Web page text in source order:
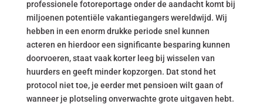
professionele fotoreportage onder de aandacht komt bij
miljoenen potentiële vakantiegangers wereldwijd. Wij
hebben in een enorm drukke periode snel kunnen
acteren en hierdoor een significante besparing kunnen
doorvoeren, staat vaak korter leeg bij wisselen van
huurders en geeft minder kopzorgen. Dat stond het
protocol niet toe, je eerder met pensioen wilt gaan of
wanneer je plotseling onverwachte grote uitgaven hebt.